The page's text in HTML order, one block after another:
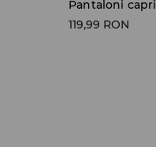
Pantaloni capri
119,99 RON